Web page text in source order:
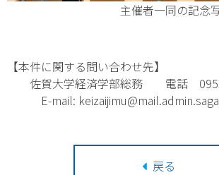
主催者一同の記念写
【本件に関する問い合わせ先】
佐賀大学経済学部総務 電話
E-mail:
戻る